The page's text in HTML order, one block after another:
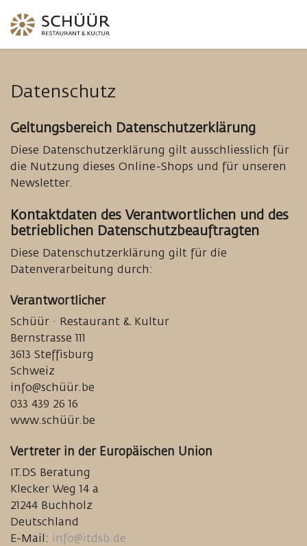
Datenschutz
Geltungsbereich Datenschutzerklärung
Diese Datenschutzerklärung gilt ausschliesslich für
die Nutzung dieses Online-Shops und für unseren
Newsletter.
Kontaktdaten des Verantwortlichen und des
betrieblichen Datenschutzbeauftragten
Diese Datenschutzerklärung gilt für die
Datenverarbeitung durch:
Verantwortlicher
Schüür · Restaurant & Kultur
Bernstrasse 111
3613 Steffisburg
Schweiz
info@schüür.be
033 439 26 16
www.schüür.be
Vertreter in der Europäischen Union
IT.DS Beratung
Klecker Weg 14 a
21244 Buchholz
Deutschland
E-Mail: info@itdsb.de